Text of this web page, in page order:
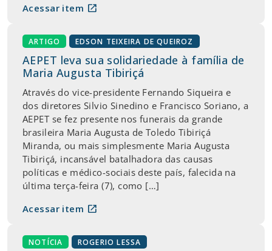
Acessar item open_in_new
ARTIGO EDSON TEIXEIRA DE QUEIROZ
AEPET leva sua solidariedade à família de
Maria Augusta Tibiriçá
Através do vice-presidente Fernando Siqueira e
dos diretores Silvio Sinedino e Francisco Soriano, a
AEPET se fez presente nos funerais da grande
brasileira Maria Augusta de Toledo Tibiriçá
Miranda, ou mais simplesmente Maria Augusta
Tibiriçá, incansável batalhadora das causas
políticas e médico-sociais deste país, falecida na
última terça-feira (7), como […]
Acessar item open_in_new
NOTÍCIA ROGERIO LESSA